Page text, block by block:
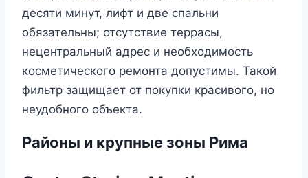
десяти минут, лифт и две спальни
обязательны; отсутствие террасы,
нецентральный адрес и необходимость
косметического ремонта допустимы. Такой
фильтр защищает от покупки красивого, но
неудобного объекта.
Районы и крупные зоны Рима